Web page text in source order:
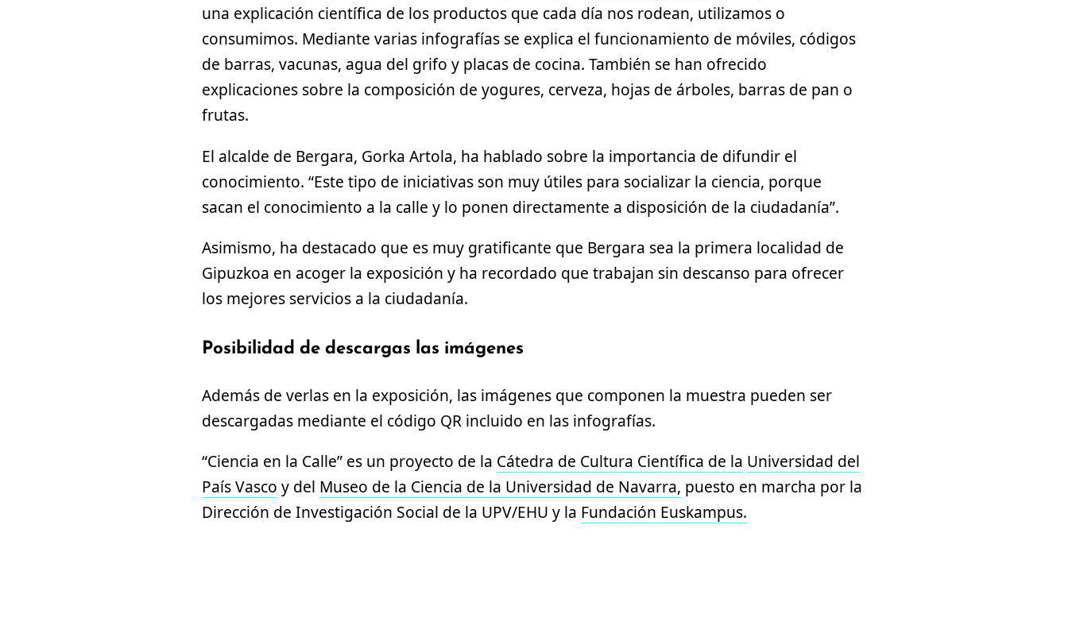
una explicación científica de los productos que cada día nos rodean, utilizamos o
consumimos. Mediante varias infografías se explica el funcionamiento de móviles, códigos
de barras, vacunas, agua del grifo y placas de cocina. También se han ofrecido
explicaciones sobre la composición de yogures, cerveza, hojas de árboles, barras de pan o
frutas.
El alcalde de Bergara, Gorka Artola, ha hablado sobre la importancia de difundir el
conocimiento. “Este tipo de iniciativas son muy útiles para socializar la ciencia, porque
sacan el conocimiento a la calle y lo ponen directamente a disposición de la ciudadanía”.
Asimismo, ha destacado que es muy gratificante que Bergara sea la primera localidad de
Gipuzkoa en acoger la exposición y ha recordado que trabajan sin descanso para ofrecer
los mejores servicios a la ciudadanía.
Posibilidad de descargas las imágenes
Además de verlas en la exposición, las imágenes que componen la muestra pueden ser
descargadas mediante el código QR incluido en las infografías.
“Ciencia en la Calle” es un proyecto de la Cátedra de Cultura Científica de la Universidad del
País Vasco y del Museo de la Ciencia de la Universidad de Navarra, puesto en marcha por la
Dirección de Investigación Social de la UPV/EHU y la Fundación Euskampus.